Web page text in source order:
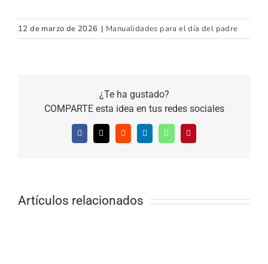
12 de marzo de 2026 | Manualidades para el día del padre
¿Te ha gustado?
COMPARTE esta idea en tus redes sociales
Facebook
X RedditLinkedInWhatsAppPinterest
Artículos relacionados